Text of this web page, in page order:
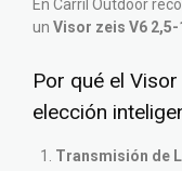
En Carril Outdoor
un Visor zeis V6 2,5-
Por qué el
elección
Transmisión de